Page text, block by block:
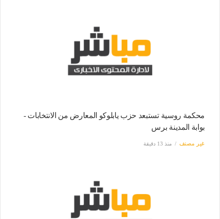
محكمة روسية تستبعد حزب يابلوكو المعارض من الانتخابات -
بوابة المدينة برس
غير مصنف منذ 13 دقيقة